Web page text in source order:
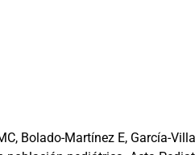
Bolado-Martínez E, García-